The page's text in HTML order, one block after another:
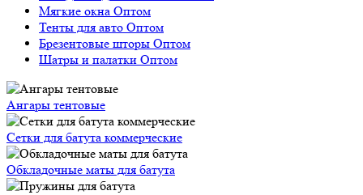
Мягкие окна Оптом
Тенты для авто Оптом
Брезентовые шторы Оптом
Шатры и палатки Оптом
Ангары тентовые
Сетки для батута коммерческие
Обкладочные маты для батута